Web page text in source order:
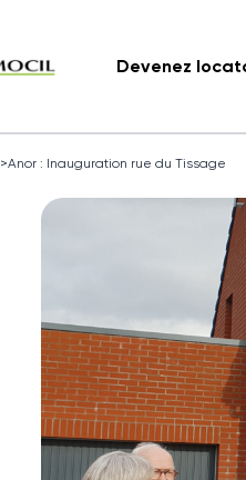
Devenez
>Anor : Inauguration rue du Tissage